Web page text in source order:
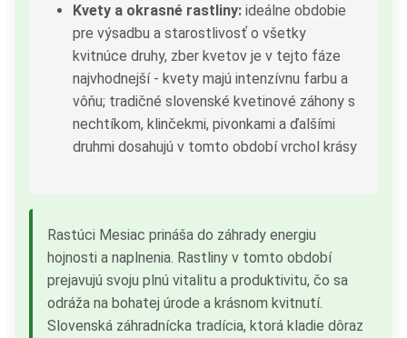
Kvety a okrasné rastliny: ideálne obdobie
pre výsadbu a starostlivosť o všetky
kvitnúce druhy, zber kvetov je v tejto fáze
najvhodnejší - kvety majú intenzívnu farbu a
vôňu; tradičné slovenské kvetinové záhony s
nechtíkom, klinčekmi, pivonkami a ďalšími
druhmi dosahujú v tomto období vrchol krásy
Rastúci Mesiac prináša do záhrady energiu
hojnosti a naplnenia. Rastliny v tomto období
prejavujú svoju plnú vitalitu a produktivitu, čo sa
odráža na bohatej úrode a krásnom kvitnutí.
Slovenská záhradnícka tradícia, ktorá kladie dôraz